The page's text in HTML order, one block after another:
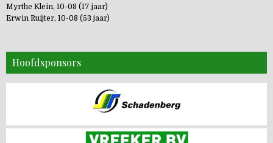
Myrthe Klein, 10-08 (17 jaar)
Erwin Ruijter, 10-08 (53 jaar)
Hoofdsponsors